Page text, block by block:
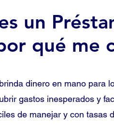
un
qué me
dinero en mano para
gastos inesperados y
de manejar y con tasas